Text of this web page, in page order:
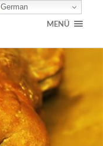
MENÜ
German